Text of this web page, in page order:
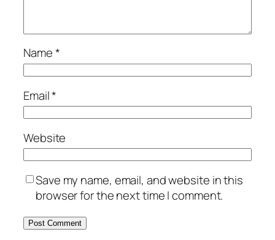
Name*
Email*
Website
Save my name, email, and website in this
browser for the next time I comment.